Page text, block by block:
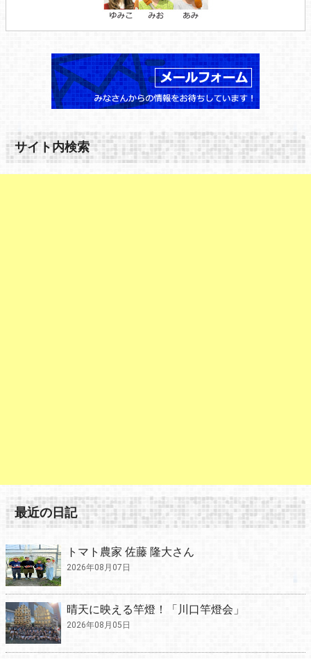
サイト内検索
最近の日記
トマト農家 佐藤 隆大さん
2026年08月07日
晴天に映える竿燈！「川口竿燈会」
2026年08月05日